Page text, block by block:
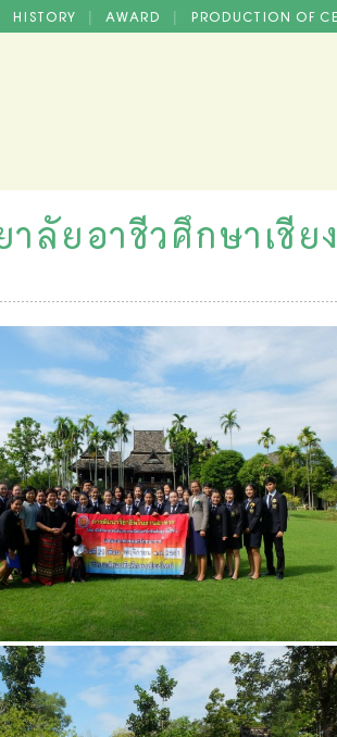
HISTORY | AWARD | PRODUCTION OF
าลัยอาชีวศึกษาเชี